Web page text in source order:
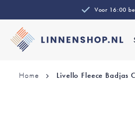
Voor 16:00
Home Livello Fleece Badjas